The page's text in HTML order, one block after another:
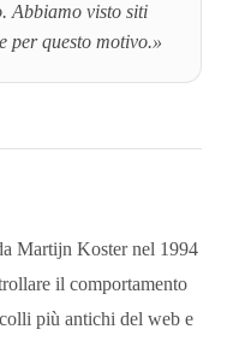
Abbiamo visto siti
per questo motivo.»
Martijn Koster nel 1994
il comportamento
più antichi del web e